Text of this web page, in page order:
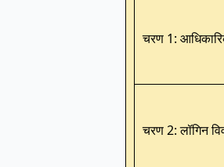
चरण 1:
चरण 2: लॉगिन